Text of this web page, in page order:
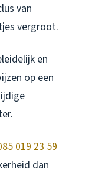
van
vergroot.
en
op een
019 23 59
dan